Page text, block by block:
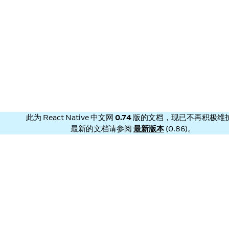
此为 React Native 中文网 0.74版的文档，现已不再积极维
最新的文档请参阅 最新版本(0.86)。